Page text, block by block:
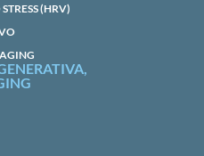
(HRV)